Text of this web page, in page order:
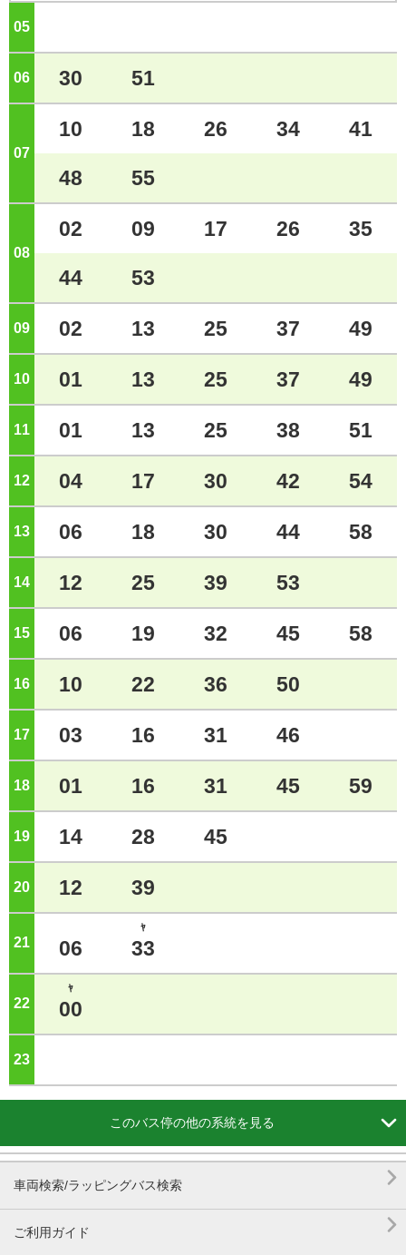
05
06 30 51
07 ジ
10 18 26 34 41
48 55
08 ジ
02 09 17 26 35
44 53
09 02 13 25 37 49
10 01 13 25 37 49
11 01 13 25 38 51
12 04 17 30 42 54
13 06 18 30 44 58
14 12 25 39 53
15 06 19 32 45 58
16 10 22 36 50
17 03 16 31 46
18 01 16 31 45 59
19 14 28 45
20 12 39
21 06
ﾔ
33
22
ﾔ
00
23
このバス停の他の系統を見る 
車両検索/ラッピングバス検索 
ご利用ガイド 